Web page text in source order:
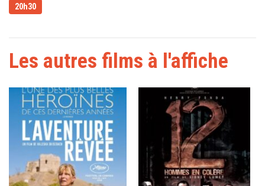
20h30
Les autres films à l'affiche